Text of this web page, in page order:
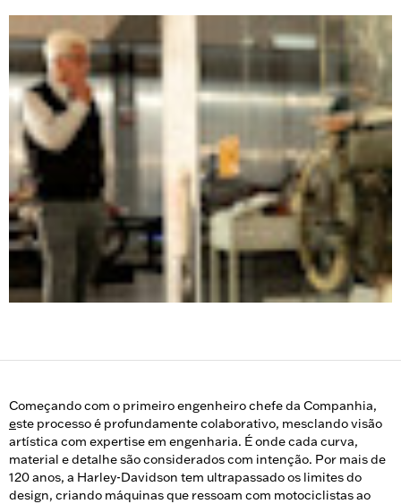
Começando com o primeiro engenheiro chefe da Companhia,
este processo é profundamente colaborativo, mesclando visão
artística com expertise em engenharia. É onde cada curva,
material e detalhe são considerados com intenção. Por mais de
120 anos, a Harley-Davidson tem ultrapassado os limites do
design, criando máquinas que ressoam com motociclistas ao